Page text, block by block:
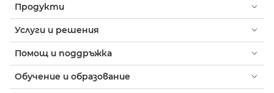
Продукти
Услуги и решения
Помощ и поддръжка
Обучение и образование